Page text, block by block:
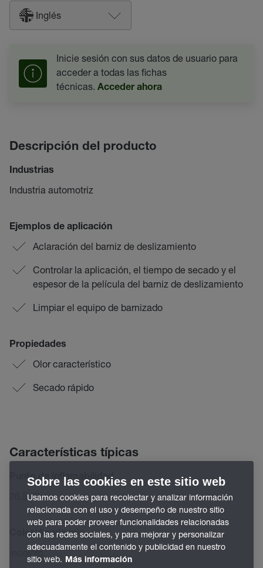
Inglés
Inicie sesión con sus datos de usuario para
acceder a todas las fichas
técnicas. Acceder ahora
Descripción del producto
Industrias
Industria automotriz
Ejemplos de aplicación
Aclaración del barniz de deslizamiento
Controlar la aplicación, el tiempo de secado y el
espesor de la película del barniz de deslizamiento
Limpiar el equipo de barnizado
Propiedades
Olor característico
Secado rápido
Características típicas
Punto de inflamabilidad
26,5 °C
Color/Apariencia
incoloro
Sobre las cookies en este sitio web
Usamos cookies para recolectar y analizar información
relacionada con el uso y desempeño de nuestro sitio
web para poder proveer funcionalidades relacionadas
con las redes sociales, y para mejorar y personalizar
adecuadamente el contenido y publicidad en nuestro
sitio web. Más información